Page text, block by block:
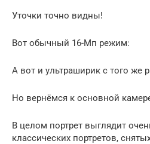
Уточки точно видны!
Вот обычный 16-Мп режим:
А вот и ультраширик с того же
Но вернёмся к основной
В целом портрет выглядит
классических портретов,